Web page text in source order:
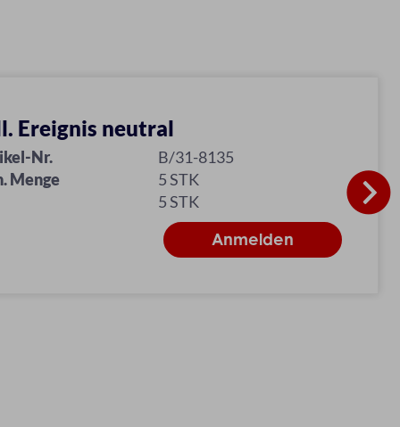
Ereignis neutral
Nr.
B/31-8135
Menge
5 STK
5 STK